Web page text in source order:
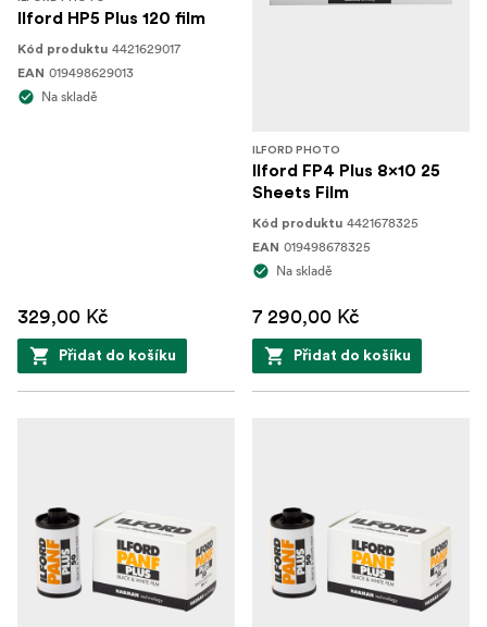
Ilford HP5 Plus 120 film
Kód produktu 4421629017
EAN 019498629013
Na skladě
329,00 Kč
Přidat do košíku
ILFORD PHOTO
Ilford FP4 Plus 8x10 25
Sheets Film
Kód produktu 4421678325
EAN 019498678325
Na skladě
7 290,00 Kč
Přidat do košíku